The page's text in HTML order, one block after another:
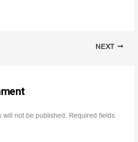
NEXT
will not be published. Required fields